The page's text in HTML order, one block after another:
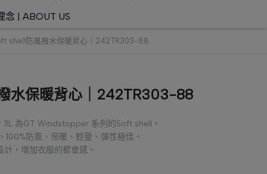
念 | ABOUT US
shell防風撥水保暖背心｜242TR303-88
水保暖背心｜242TR303-88
為GT Windstopper 系列的Soft shell。
防風、保暖、輕量、彈性極佳。
，增加衣服的都會感。